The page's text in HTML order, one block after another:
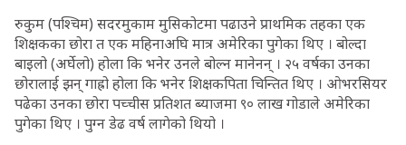
रुकुम (पश्चिम) सदरमुकाम मुसिकोटमा पढाउने प्राथमिक तहका एक
शिक्षकका छोरा त एक महिनाअघि मात्र अमेरिका पुगेका थिए । बोल्दा
बाइलो (अर्घेलो) होला कि भनेर उनले बोल्न मानेनन् । २५ वर्षका उनका
छोरालाई झन् गाह्रो होला कि भनेर शिक्षकपिता चिन्तित थिए । ओभरसियर
पढेका उनका छोरा पच्चीस प्रतिशत ब्याजमा ९० लाख गोडाले अमेरिका
पुगेका थिए । पुग्न डेढ वर्ष लागेको थियो ।